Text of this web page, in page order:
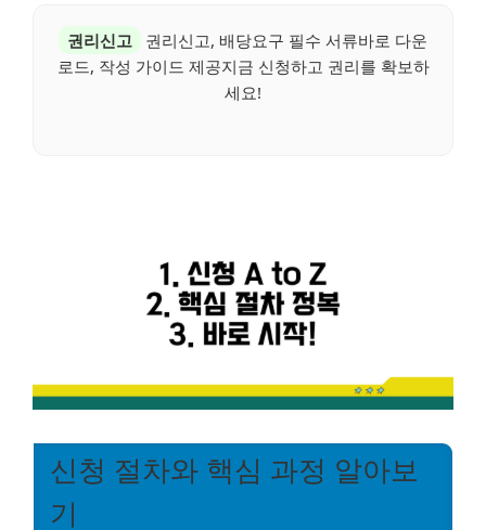
권리신고
권리신고, 배당요구 필수 서류바로 다운
로드, 작성 가이드 제공지금 신청하고 권리를 확보하
세요!
신청 절차와 핵심 과정 알아보
기